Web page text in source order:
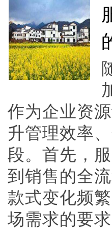
作为企业资
升管理效率
段。首先，
到销售的全
款式变化频
场需求的要